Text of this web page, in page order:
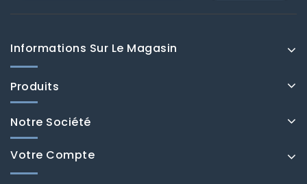
Informations Sur Le Magasin
Produits
Notre Société
Votre Compte